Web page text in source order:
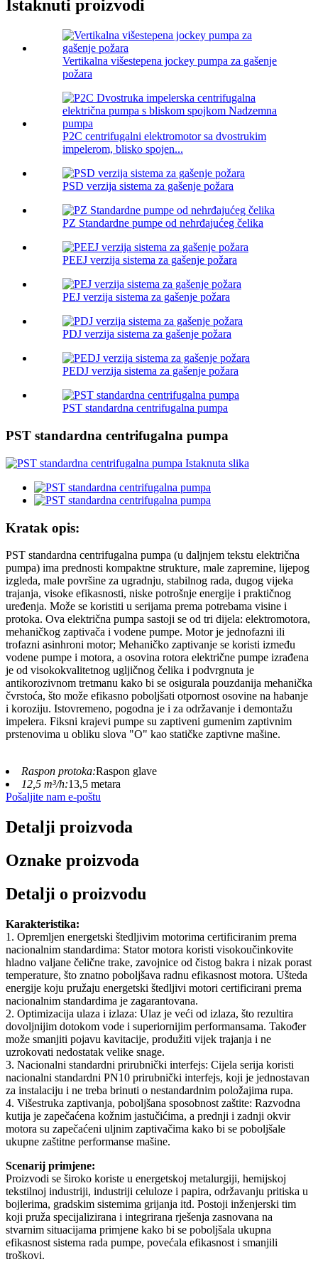
Istaknuti proizvodi
Vertikalna višestepena jockey pumpa za gašenje
požara
P2C centrifugalni elektromotor sa dvostrukim
impelerom, blisko spojen...
PSD verzija sistema za gašenje požara
PZ Standardne pumpe od nehrđajućeg čelika
PEEJ verzija sistema za gašenje požara
PEJ verzija sistema za gašenje požara
PDJ verzija sistema za gašenje požara
PEDJ verzija sistema za gašenje požara
PST standardna centrifugalna pumpa
PST standardna centrifugalna pumpa
Kratak opis:
PST standardna centrifugalna pumpa (u daljnjem tekstu električna
pumpa) ima prednosti kompaktne strukture, male zapremine, lijepog
izgleda, male površine za ugradnju, stabilnog rada, dugog vijeka
trajanja, visoke efikasnosti, niske potrošnje energije i praktičnog
uređenja. Može se koristiti u serijama prema potrebama visine i
protoka. Ova električna pumpa sastoji se od tri dijela: elektromotora,
mehaničkog zaptivača i vodene pumpe. Motor je jednofazni ili
trofazni asinhroni motor; Mehaničko zaptivanje se koristi između
vodene pumpe i motora, a osovina rotora električne pumpe izrađena
je od visokokvalitetnog ugljičnog čelika i podvrgnuta je
antikorozivnom tretmanu kako bi se osigurala pouzdanija mehanička
čvrstoća, što može efikasno poboljšati otpornost osovine na habanje
i koroziju. Istovremeno, pogodna je i za održavanje i demontažu
impelera. Fiksni krajevi pumpe su zaptiveni gumenim zaptivnim
prstenovima u obliku slova "O" kao statičke zaptivne mašine.
Raspon protoka:Raspon glave
12,5 m³/h:13,5 metara
Pošaljite nam e-poštu
Detalji proizvoda
Oznake proizvoda
Detalji o proizvodu
Karakteristika:
1. Opremljen energetski štedljivim motorima certificiranim prema
nacionalnim standardima: Stator motora koristi visokoučinkovite
hladno valjane čelične trake, zavojnice od čistog bakra i nizak porast
temperature, što znatno poboljšava radnu efikasnost motora. Ušteda
energije koju pružaju energetski štedljivi motori certificirani prema
nacionalnim standardima je zagarantovana.
2. Optimizacija ulaza i izlaza: Ulaz je veći od izlaza, što rezultira
dovoljnijim dotokom vode i superiornijim performansama. Također
može smanjiti pojavu kavitacije, produžiti vijek trajanja i ne
uzrokovati nedostatak velike snage.
3. Nacionalni standardni prirubnički interfejs: Cijela serija koristi
nacionalni standardni PN10 prirubnički interfejs, koji je jednostavan
za instalaciju i ne treba brinuti o nestandardnim položajima rupa.
4. Višestruka zaptivanja, poboljšana sposobnost zaštite: Razvodna
kutija je zapečaćena kožnim jastučićima, a prednji i zadnji okvir
motora su zapečaćeni uljnim zaptivačima kako bi se poboljšale
ukupne zaštitne performanse mašine.
Scenarij primjene:
Proizvodi se široko koriste u energetskoj metalurgiji, hemijskoj
tekstilnoj industriji, industriji celuloze i papira, održavanju pritiska u
bojlerima, gradskim sistemima grijanja itd. Postoji inženjerski tim
koji pruža specijalizirana i integrirana rješenja zasnovana na
stvarnim situacijama primjene kako bi se poboljšala ukupna
efikasnost sistema rada pumpe, povećala efikasnost i smanjili
troškovi.